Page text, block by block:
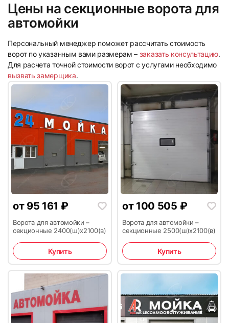
5
8
10
Цены на секционные ворота для
автомойки
Персональный менеджер поможет рассчитать стоимость
ворот по указанным вами размерам – заказать консультацию.
Для расчета точной стоимости ворот с услугами необходимо
вызвать замерщика.
от 95 161 ₽
Ворота для автомойки –
секционные 2400(ш)х2100(в)
Купить
от 100 505 ₽
Ворота для автомойки –
секционные 2500(ш)х2100(в)
Купить